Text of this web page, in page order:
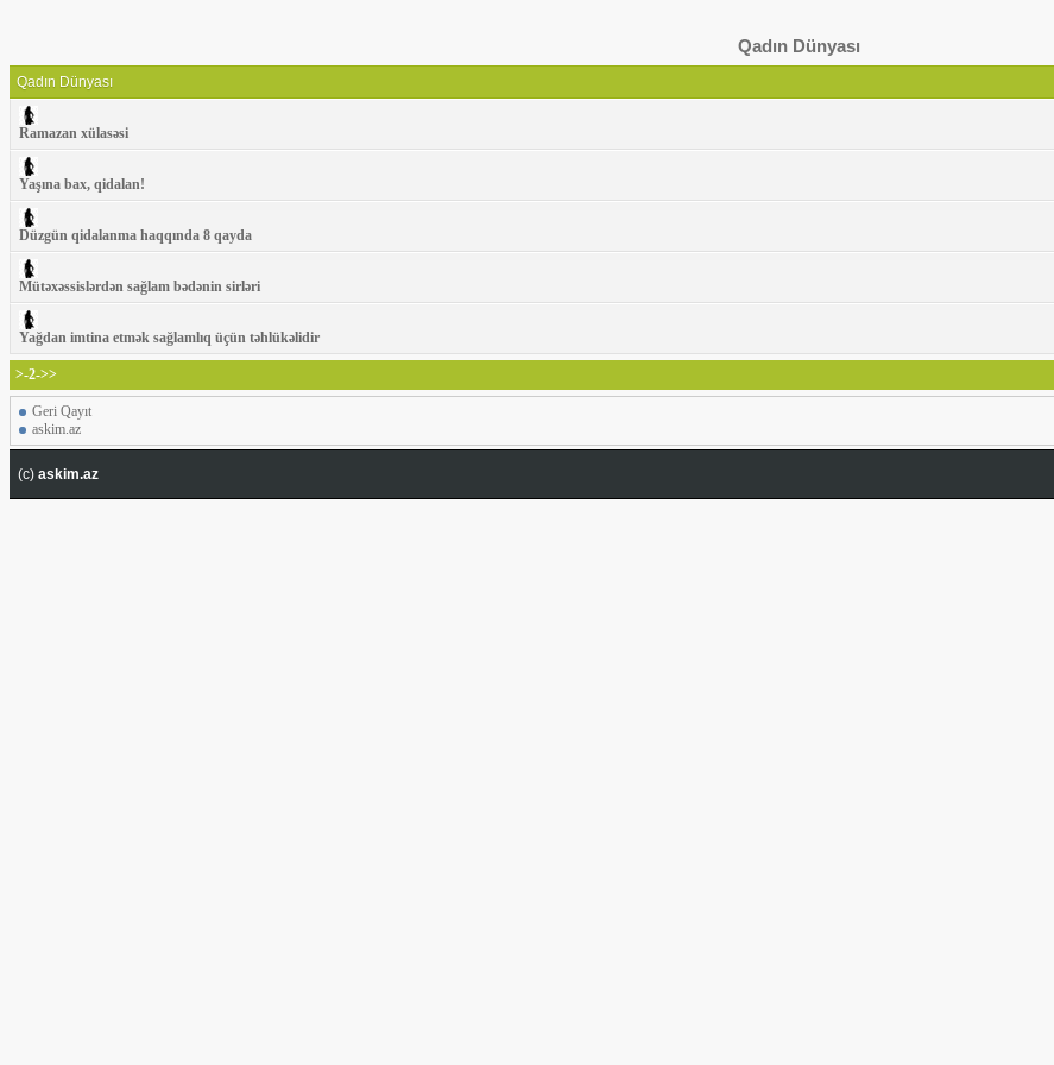
Qadın Dünyası
Qadın Dünyası
Ramazan xülasəsi
Yaşına bax, qidalan!
Düzgün qidalanma haqqında 8 qayda
Mütəxəssislərdən sağlam bədənin sirləri
Yağdan imtina etmək sağlamlıq üçün təhlükəlidir
>-2->>
Geri Qayıt
askim.az
(c) askim.az